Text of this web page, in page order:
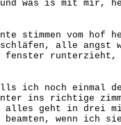
was is mit mir,
stimmen vom hof
alle angst
fenster
noch einmal den
ins richtige
alles geht in drei
beamten, wenn ich